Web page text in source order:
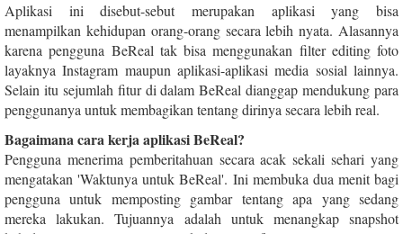
Aplikasi ini disebut-sebut merupakan aplikasi yang bisa
menampilkan kehidupan orang-orang secara lebih nyata. Alasannya
karena pengguna BeReal tak bisa menggunakan filter editing foto
layaknya Instagram maupun aplikasi-aplikasi media sosial lainnya.
Selain itu sejumlah fitur di dalam BeReal dianggap mendukung para
penggunanya untuk membagikan tentang dirinya secara lebih real.
Bagaimana cara kerja aplikasi BeReal?
Pengguna menerima pemberitahuan secara acak sekali sehari yang
mengatakan 'Waktunya untuk BeReal'. Ini membuka dua menit bagi
pengguna untuk memposting gambar tentang apa yang sedang
mereka lakukan. Tujuannya adalah untuk menangkap snapshot